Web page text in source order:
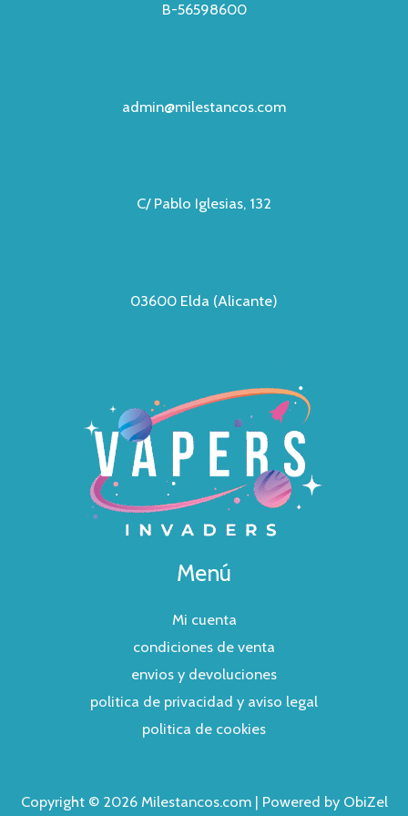
B-56598600
admin@milestancos.com
C/ Pablo Iglesias, 132
03600 Elda (Alicante)
Menú
Mi cuenta
condiciones de venta
envios y devoluciones
politica de privacidad y aviso legal
politica de cookies
Copyright © 2026 Milestancos.com | Powered by ObiZel